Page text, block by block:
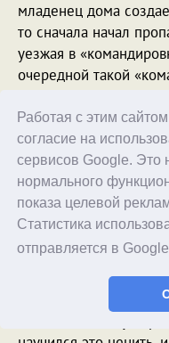
Работая с этим
согласие на
сервисов Google. Это
нормального
показа целевой
Статистика
отправляется в Google
младенец дома
то сначала начал
уезжая в
очередной такой
вернулся: как
Андреевна, он нашел в
предоставлением
Людмила Андреевна
специально не
ситуации не
глубочайшего
за все это время
там вообще его
видел, как тяжело